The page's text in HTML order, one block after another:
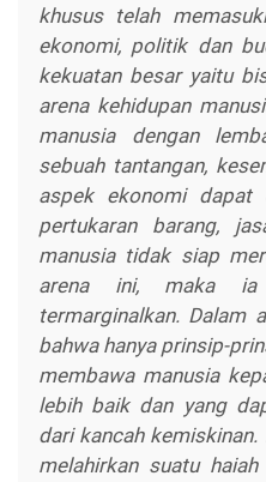
khusus telah
ekonomi, politik dan
kekuatan besar yaitu
arena kehidupan
manusia dengan
sebuah tantangan,
aspek ekonomi dapat
pertukaran barang,
manusia tidak siap
arena ini, maka ia
termarginalkan. Dalam
bahwa hanya prinsip-
membawa manusia
lebih baik dan yang
dari kancah
melahirkan suatu